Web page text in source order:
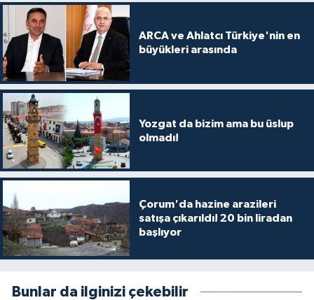
ARCA ve Ahlatcı Türkiye'nin en
büyükleri arasında
Yozgat da bizim ama bu üslup
olmadı!
Çorum'da hazine arazileri
satışa çıkarıldı! 20 bin liradan
başlıyor
Bunlar da ilginizi çekebilir